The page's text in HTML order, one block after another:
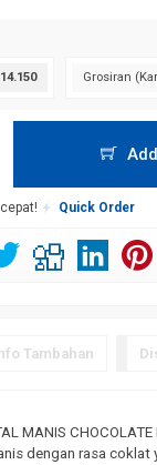
Grosiran
Quick Order
Tambahan
MANIS
dengan rasa coklat